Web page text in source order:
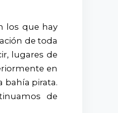
los que hay
de toda
lugares de
en
bahía pirata.
de